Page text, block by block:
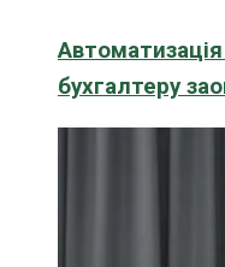
бухгалтеру